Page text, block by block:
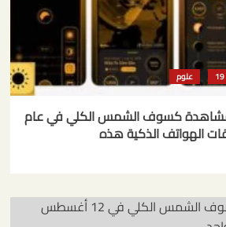
علوم
لمشاهدة كسوف الشمس الكلي في عام